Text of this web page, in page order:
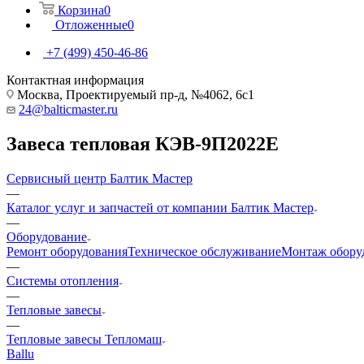
Корзина0
Отложенные0
+7 (499) 450-46-86
Контактная информация
Москва, Проектируемый пр-д, №4062, 6с1
24@balticmaster.ru
Завеса тепловая КЭВ-9П2022Е
Сервисный центр Балтик Мастер
—
Каталог услуг и запчастей от компании Балтик Мастер
—
Оборудование
Ремонт оборудованияТехническое обслуживаниеМонтаж
—
Системы отопления
—
Тепловые завесы
—
Тепловые завесы Тепломаш
Ballu